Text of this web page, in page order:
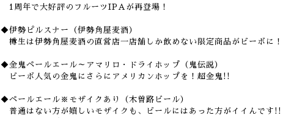
1周年で大好評のフルーツIPAが再登場！
◆伊勢ピルスナー（伊勢角屋麦酒）
樽生は伊勢角屋麦酒の直営店一店舗しか飲めない限定商品がビーボに！
◆金鬼ペールエール～アマリロ・ドライホップ（鬼伝説）
ビーボ人気の金鬼にさらにアメリカンホップを！超金鬼!!
◆ペールエール※モザイクあり（木曽路ビール）
普通はない方が嬉しいモザイクも、ビールにはあった方がイイんです!!